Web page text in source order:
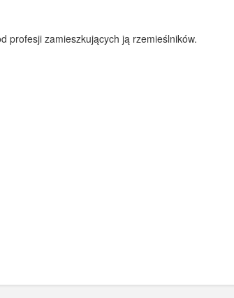
profesji zamieszkujących ją rzemieślników.